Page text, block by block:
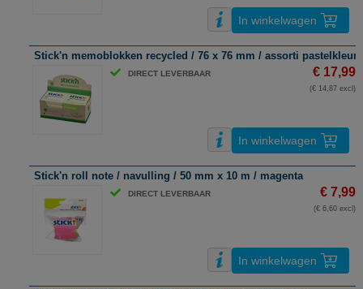
In winkelwagen
Stick'n memoblokken recycled / 76 x 76 mm / assorti
DIRECT LEVERBAAR € 17,99
(€ 14,87 excl)
In winkelwagen
Stick'n roll note / navulling / 50 mm x 10 m / magenta
DIRECT LEVERBAAR € 7,99
(€ 6,60 excl)
In winkelwagen